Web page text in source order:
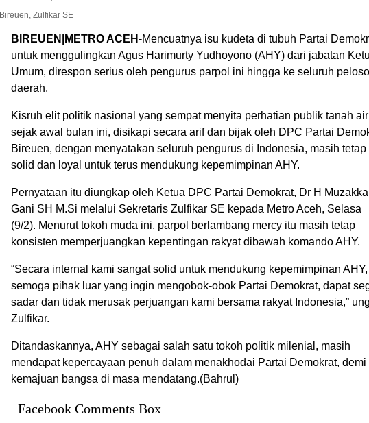
Zulfikar SE
BIREUEN|METRO ACEH-Mencuatnya isu kudeta di tubuh Partai
untuk menggulingkan Agus Harimurty Yudhoyono (AHY) dari jabatan
Umum, direspon serius oleh pengurus parpol ini hingga ke seluruh
daerah.
Kisruh elit politik nasional yang sempat menyita perhatian publik tanah air
sejak awal bulan ini, disikapi secara arif dan bijak oleh DPC Partai
Bireuen, dengan menyatakan seluruh pengurus di Indonesia, masih tetap
solid dan loyal untuk terus mendukung kepemimpinan AHY.
Pernyataan itu diungkap oleh Ketua DPC Partai Demokrat, Dr H
Gani SH M.Si melalui Sekretaris Zulfikar SE kepada Metro Aceh, Selasa
(9/2). Menurut tokoh muda ini, parpol berlambang mercy itu masih tetap
konsisten memperjuangkan kepentingan rakyat dibawah komando AHY.
“Secara internal kami sangat solid untuk mendukung kepemimpinan AHY,
semoga pihak luar yang ingin mengobok-obok Partai Demokrat, dapat
sadar dan tidak merusak perjuangan kami bersama rakyat Indonesia,”
Zulfikar.
Ditandaskannya, AHY sebagai salah satu tokoh politik milenial, masih
mendapat kepercayaan penuh dalam menakhodai Partai Demokrat, demi
kemajuan bangsa di masa mendatang.(Bahrul)
Facebook Comments Box